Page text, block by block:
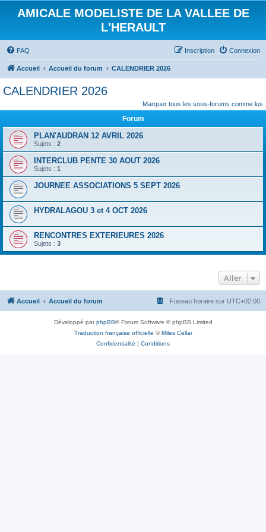
AMICALE MODELISTE DE LA VALLEE DE
L'HERAULT
FAQ Connexion
Inscription
Accueil Accueil du forum CALENDRIER 2026
CALENDRIER 2026
Marquer tous les sous-forums comme lus
Forum
PLAN'AUDRAN 12 AVRIL 2026
Sujets : 2
INTERCLUB PENTE 30 AOUT 2026
Sujets : 1
JOURNEE ASSOCIATIONS 5 SEPT 2026
HYDRALAGOU 3 et 4 OCT 2026
RENCONTRES EXTERIEURES 2026
Sujets : 3
Aller
Accueil Accueil du forum Fuseau horaire sur UTC+02:00
Développé parphpBB® Forum Software © phpBB Limited
Traduction française officielle ©Miles Cellar
Confidentialité | Conditions